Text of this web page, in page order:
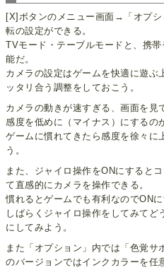
[X]ボタンのメニュー画面→「オプ
転の設定ができる。
TVモード・テーブルモードと、携
能だ。
カメラの設定はゲームを快適に遊ぶ
ッタリ合う調整をしておこう。
カメラの動きが速すぎる、画面を見
感度を低めに（マイナス）にするの
ゲームに慣れてきたら感度を徐々に
う。
また、ジャイロ操作をONにするとコ
て直感的にカメラを操作できる。
慣れるとゲームでも有利なのでON
しばらくジャイロ操作をしてみて
にしてみよう。
また「オプション」内では「色覚
のバージョンではインクカラーを任